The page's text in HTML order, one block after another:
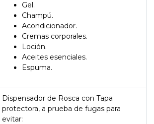
Gel.
Champú.
Acondicionador.
Cremas corporales.
Loción.
Aceites esenciales.
Espuma.
Dispensador de Rosca con Tapa
protectora, a prueba de fugas para
evitar: